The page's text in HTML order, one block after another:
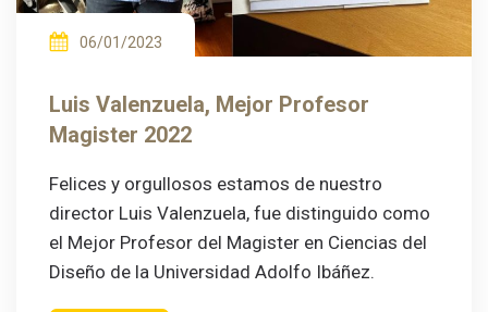
06/01/2023
Luis Valenzuela, Mejor Profesor
Magister 2022
Felices y orgullosos estamos de nuestro
director Luis Valenzuela, fue distinguido como
el Mejor Profesor del Magister en Ciencias del
Diseño de la Universidad Adolfo Ibáñez.